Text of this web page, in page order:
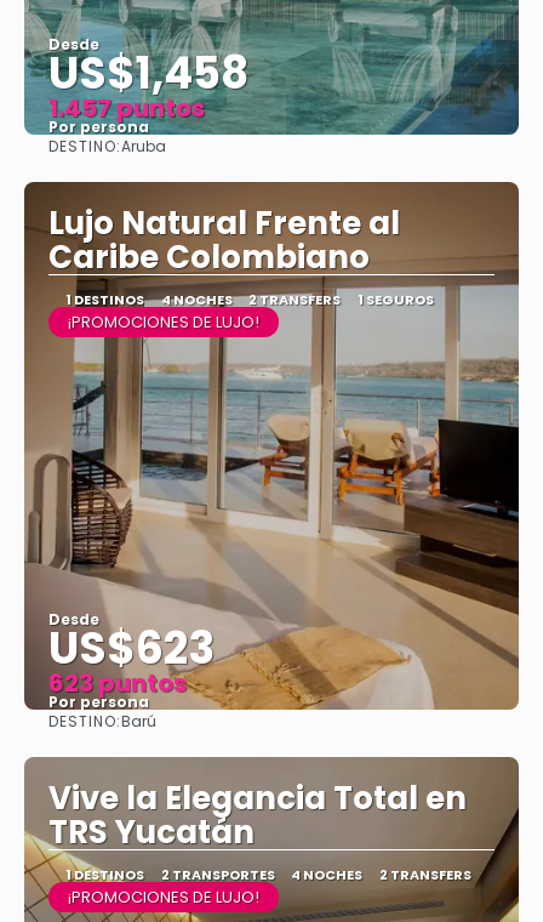
Desde
US$1,458
1.457 puntos
Por persona
DESTINO:Aruba
Lujo Natural Frente al
Caribe Colombiano
1 DESTINOS 4 NOCHES 2 TRANSFERS 1 SEGUROS
¡PROMOCIONES DE LUJO!
Desde
US$623
623 puntos
Por persona
DESTINO:Barú
Vive la Elegancia Total en
TRS Yucatán
1 DESTINOS 2 TRANSPORTES 4 NOCHES 2 TRANSFERS
¡PROMOCIONES DE LUJO!